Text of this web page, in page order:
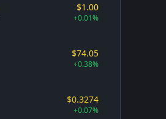
$1.00
+0.01%
$74.05
+0.38%
$0.3274
+0.07%